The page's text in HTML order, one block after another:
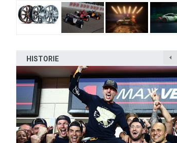
HISTORIE